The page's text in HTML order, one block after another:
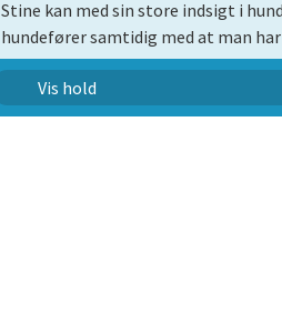
Stine kan med sin store indsigt i
hundefører samtidig med at man
Vis hold
Familiehundehold